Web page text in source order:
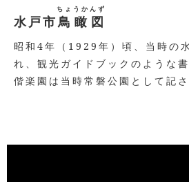
水戸市鳥瞰図
ちょうかんず
昭和4年（1929年）頃、当時の
れ、 観光ガイドブックのような書
偕楽園は当時常磐公園として記さ